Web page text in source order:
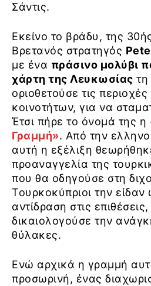
Σάντις.
Εκείνο το βράδυ, της
Βρετανός στρατηγός
με ένα πράσινο μολύβι
χάρτη της Λευκωσίας
οριοθετούσε τις
κοινοτήτων, για να
Έτσι πήρε το όνομά της η
Γραμμή». Από την
αυτή η εξέλιξη
προαναγγελία της
που θα οδηγούσε στη
Τουρκοκύπριοι την
αντίδραση στις
δικαιολογούσε την
θύλακες.
Ενώ αρχικά η γραμμή
προσωρινή, ένας